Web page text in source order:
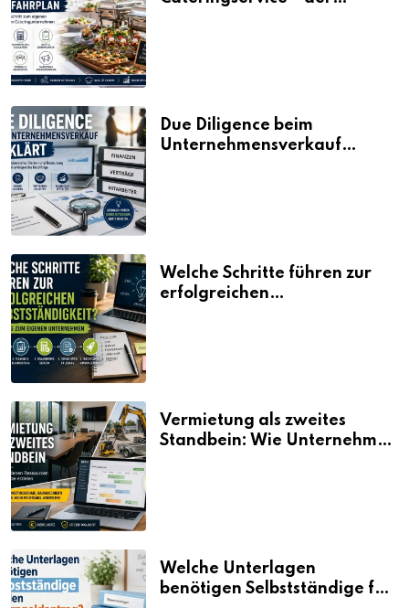
Due Diligence beim
Unternehmensverkauf
Welche Schritte führen zur
erfolgreichen
Vermietung als zweites
Standbein: Wie Unternehmen
Welche Unterlagen
benötigen Selbstständige für